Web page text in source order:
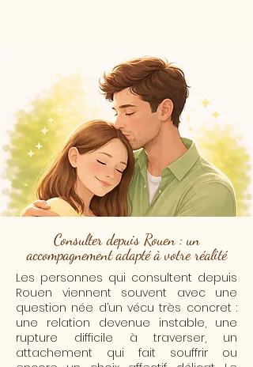
Consulter depuis Rouen : un
accompagnement adapté à votre réalité
Les personnes qui consultent depuis
Rouen viennent souvent avec une
question née d’un vécu très concret :
une relation devenue instable, une
rupture difficile à traverser, un
attachement qui fait souffrir ou